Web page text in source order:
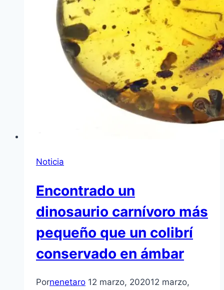
Noticia
Encontrado un
dinosaurio carnívoro más
pequeño que un colibrí
conservado en ámbar
Pornenetaro 12 marzo, 202012 marzo,